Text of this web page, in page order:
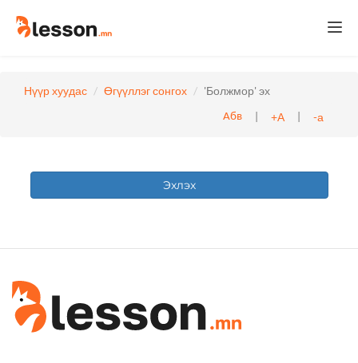
Нүүр хуудас Өгүүллэг сонгох 'Болжмор' эх
Абв | +А | -а
Эхлэх